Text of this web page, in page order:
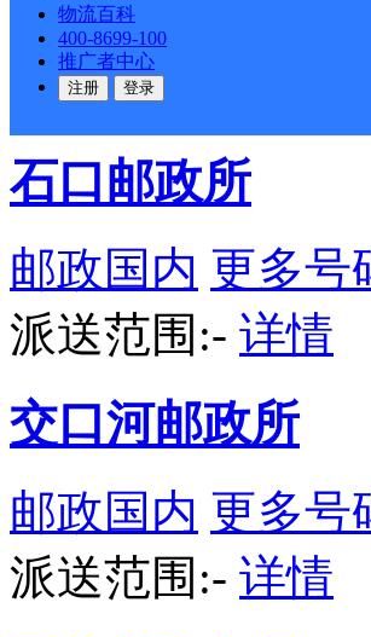
物流百科
400-8699-100
推广者中心
注册 登录
交口、舍子沟
温泉乡（每周
石口邮政所
邮政国内 更多号
派送范围:- 详情
交口河邮政所
邮政国内 更多号
派送范围:- 详情